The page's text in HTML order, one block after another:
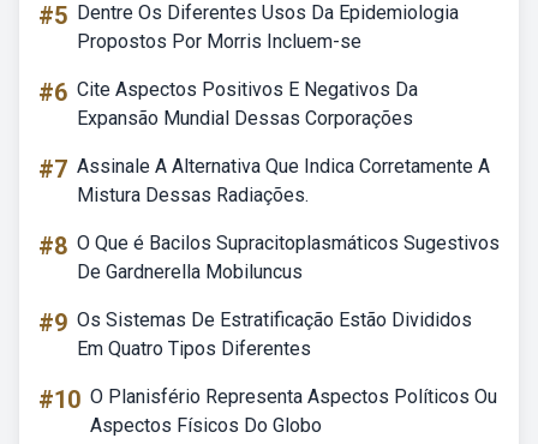
#5 Dentre Os Diferentes Usos Da Epidemiologia
Propostos Por Morris Incluem-se
#6 Cite Aspectos Positivos E Negativos Da
Expansão Mundial Dessas Corporações
#7 Assinale A Alternativa Que Indica Corretamente A
Mistura Dessas Radiações.
#8 O Que é Bacilos Supracitoplasmáticos Sugestivos
De Gardnerella Mobiluncus
#9 Os Sistemas De Estratificação Estão Divididos
Em Quatro Tipos Diferentes
#10 O Planisfério Representa Aspectos Políticos Ou
Aspectos Físicos Do Globo